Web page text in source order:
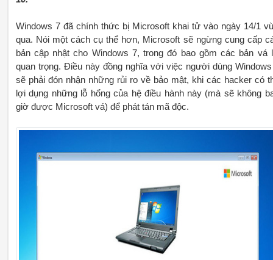
Windows 7 đã chính thức bị Microsoft khai tử vào ngày 14/1
qua. Nói một cách cụ thể hơn, Microsoft sẽ ngừng cung cấp
bản cập nhật cho Windows 7, trong đó bao gồm các bản vá
quan trọng. Điều này đồng nghĩa với việc người dùng
sẽ phải đón nhận những rủi ro về bảo mật, khi các hacker có
lợi dụng những lỗ hổng của hệ điều hành này (mà sẽ không
giờ được Microsoft vá) để phát tán mã độc.